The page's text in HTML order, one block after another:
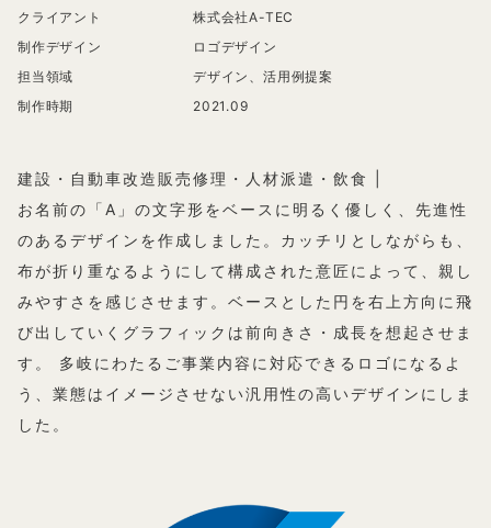
クライアント
株式会社A-TEC
制作デザイン
ロゴデザイン
担当領域
デザイン、活用例提案
制作時期
2021.09
建設・自動車改造販売修理・人材派遣・飲食 |
お名前の「A」の文字形をベースに明るく優しく、先進性
のあるデザインを作成しました。カッチリとしながらも、
布が折り重なるようにして構成された意匠によって、親し
みやすさを感じさせます。ベースとした円を右上方向に飛
び出していくグラフィックは前向きさ・成長を想起させま
す。 多岐にわたるご事業内容に対応できるロゴになるよ
う、業態はイメージさせない汎用性の高いデザインにしま
した。